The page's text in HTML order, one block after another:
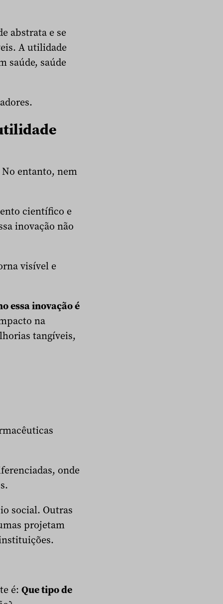
abstrata e se
A utilidade
saúde, saúde
entanto, nem
científico e
inovação não
visível e
essa inovação é
na
tangíveis,
onde
social. Outras
projetam
é: Que tipo de